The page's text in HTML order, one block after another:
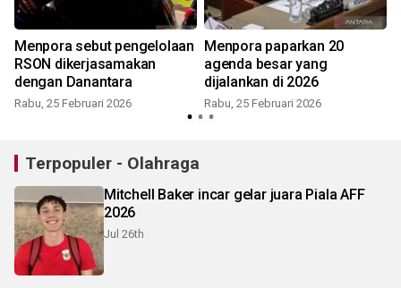
Menpora sebut pengelolaan
RSON dikerjasamakan
dengan Danantara
Rabu, 25 Februari 2026
Menpora paparkan 20
agenda besar yang
dijalankan di 2026
Rabu, 25 Februari 2026
Terpopuler - Olahraga
Mitchell Baker incar gelar juara Piala AFF
2026
Jul 26th